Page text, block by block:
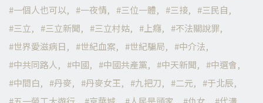
一個人也可以
一夜情 三位一體 三接
三民自
三立
三立新聞 三立村姑 上癮
不法關說罪
世界愛滋病日
世紀血案 世紀騙局
中介法
中共同路人
中國 中國共產黨 中天新聞
中選會
中間白
丹麥 丹麥女王 九把刀 二元
于北辰